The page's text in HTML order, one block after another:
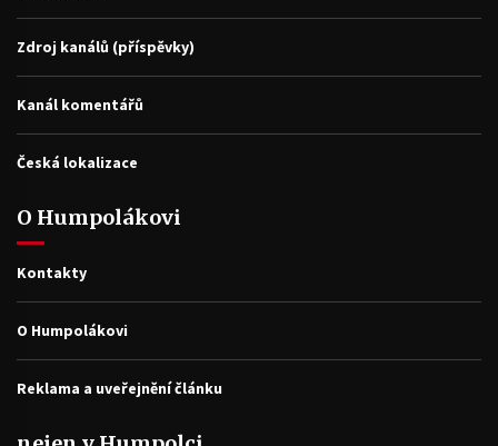
Zdroj kanálů (příspěvky)
Kanál komentářů
Česká lokalizace
O Humpolákovi
Kontakty
O Humpolákovi
Reklama a uveřejnění článku